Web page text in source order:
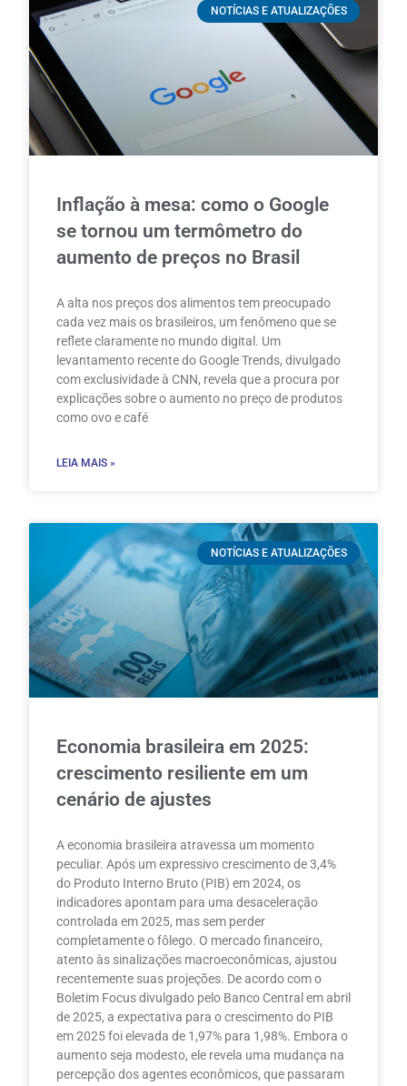
NOTÍCIAS E ATUALIZAÇÕES
Inflação à mesa: como o Google
se tornou um termômetro do
aumento de preços no Brasil
A alta nos preços dos alimentos tem preocupado
cada vez mais os brasileiros, um fenômeno que se
reflete claramente no mundo digital. Um
levantamento recente do Google Trends, divulgado
com exclusividade à CNN, revela que a procura por
explicações sobre o aumento no preço de produtos
como ovo e café
LEIA MAIS »
NOTÍCIAS E ATUALIZAÇÕES
Economia brasileira em 2025:
crescimento resiliente em um
cenário de ajustes
A economia brasileira atravessa um momento
peculiar. Após um expressivo crescimento de 3,4%
do Produto Interno Bruto (PIB) em 2024, os
indicadores apontam para uma desaceleração
controlada em 2025, mas sem perder
completamente o fôlego. O mercado financeiro,
atento às sinalizações macroeconômicas, ajustou
recentemente suas projeções. De acordo com o
Boletim Focus divulgado pelo Banco Central em abril
de 2025, a expectativa para o crescimento do PIB
em 2025 foi elevada de 1,97% para 1,98%. Embora o
aumento seja modesto, ele revela uma mudança na
percepção dos agentes econômicos, que passaram